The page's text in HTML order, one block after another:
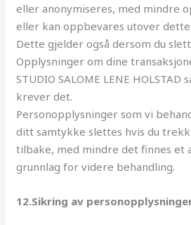
eller anonymiseres, med mindre
eller kan oppbevares utover dette
Dette gjelder også dersom du
Opplysninger om dine
STUDIO SALOME LENE
krever det.
Personopplysninger som vi
ditt samtykke slettes hvis du
tilbake, med mindre det finnes et
grunnlag for videre behandling.
12.Sikring av